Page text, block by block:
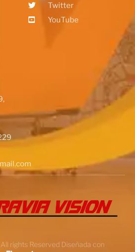
Twitter
YouTube
rights Reserved Diseñada con